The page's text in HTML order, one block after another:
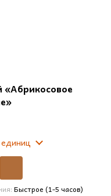
«Абрикосовое
Быстрое (1-5 часов)